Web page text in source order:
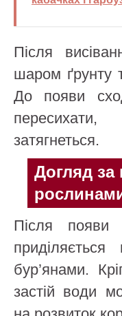
Після
шаром ґрунту
До появи
затягнеться.
Догляд
Після появи
бур’янами.
застій води